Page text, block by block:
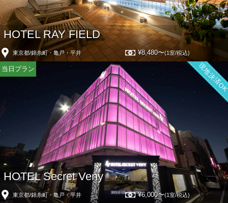
HOTEL RAY FIELD
東京都/錦糸町・亀戸・平井 ¥8,480〜(1室/税込)
HOTEL Secret Veny
東京都/錦糸町・亀戸・平井 ¥6,000〜(1室/税込)
当日プラン 現地決済